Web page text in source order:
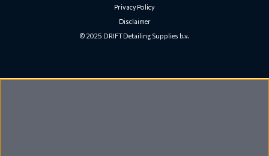
Privacy Policy
Disclaimer
© 2025 DRIFT Detailing Supplies b.v.